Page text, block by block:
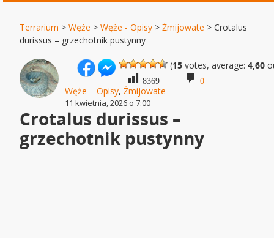
Terrarium >Węże >Węże - Opisy >Żmijowate >Crotalus
durissus – grzechotnik pustynny
(15 votes, average:4,60
8369 0
Węże – Opisy,Żmijowate
11 kwietnia, 2026 o 7:00
Crotalus durissus –
grzechotnik pustynny